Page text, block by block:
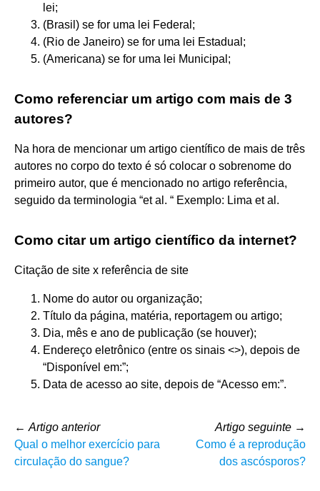
lei;
(Brasil) se for uma lei Federal;
(Rio de Janeiro) se for uma lei Estadual;
(Americana) se for uma lei Municipal;
Como referenciar um artigo com mais de 3
autores?
Na hora de mencionar um artigo científico de mais de três
autores no corpo do texto é só colocar o sobrenome do
primeiro autor, que é mencionado no artigo referência,
seguido da terminologia “et al. “ Exemplo: Lima et al.
Como citar um artigo científico da internet?
Citação de site x referência de site
Nome do autor ou organização;
Título da página, matéria, reportagem ou artigo;
Dia, mês e ano de publicação (se houver);
Endereço eletrônico (entre os sinais <>), depois de
“Disponível em:”;
Data de acesso ao site, depois de “Acesso em:”.
← Artigo anterior
Qual o melhor exercício para
circulação do sangue?
Artigo seguinte →
Como é a reprodução
dos ascósporos?